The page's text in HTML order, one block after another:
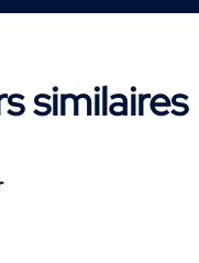
similaires